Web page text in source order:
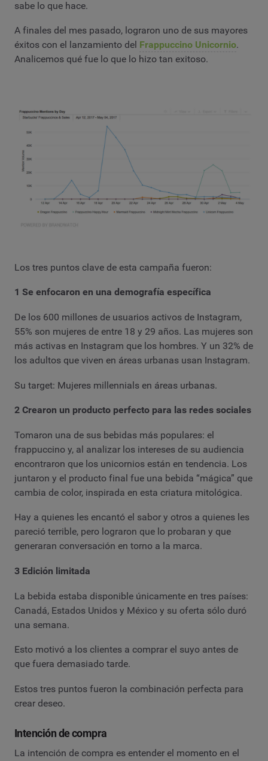
sabe lo que hace.
A finales del mes pasado, lograron uno de sus mayores
éxitos con el lanzamiento del Frappuccino Unicornio.
Analicemos qué fue lo que lo hizo tan exitoso.
Los tres puntos clave de esta campaña fueron:
1 Se enfocaron en una demografía específica
De los 600 millones de usuarios activos de Instagram,
55% son mujeres de entre 18 y 29 años. Las mujeres son
más activas en Instagram que los hombres. Y un 32% de
los adultos que viven en áreas urbanas usan Instagram.
Su target: Mujeres millennials en áreas urbanas.
2 Crearon un producto perfecto para las redes sociales
Tomaron una de sus bebidas más populares: el
frappuccino y, al analizar los intereses de su audiencia
encontraron que los unicornios están en tendencia. Los
juntaron y el producto final fue una bebida “mágica” que
cambia de color, inspirada en esta criatura mitológica.
Hay a quienes les encantó el sabor y otros a quienes les
pareció terrible, pero lograron que lo probaran y que
generaran conversación en torno a la marca.
3 Edición limitada
La bebida estaba disponible únicamente en tres países:
Canadá, Estados Unidos y México y su oferta sólo duró
una semana.
Esto motivó a los clientes a comprar el suyo antes de
que fuera demasiado tarde.
Estos tres puntos fueron la combinación perfecta para
crear deseo.
Intención de compra
La intención de compra es entender el momento en el